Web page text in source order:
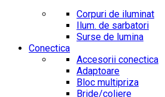
Corpuri de iluminat
Ilum. de sarbatori
Surse de lumina
Conectica
Accesorii conectica
Adaptoare
Bloc multipriza
Bride/coliere